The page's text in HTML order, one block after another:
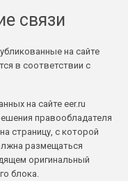
связи
на сайте
в соответствии с
на сайте eer.ru
правообладателя
страницу, с которой
размещаться
оригинальный
блока.